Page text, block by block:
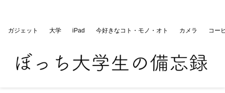
ガジェット 大学 iPad 今好きなコト・モノ・オト カメラ コー